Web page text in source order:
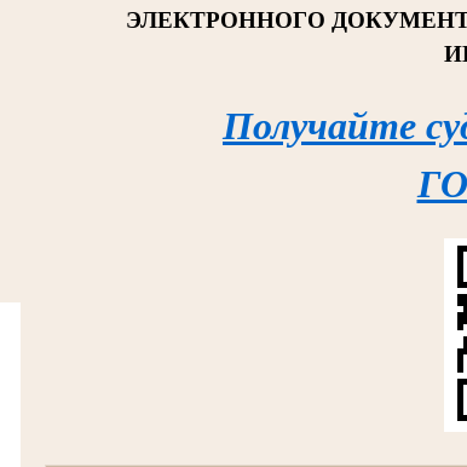
ЭЛЕКТРОННОГО
Получайте